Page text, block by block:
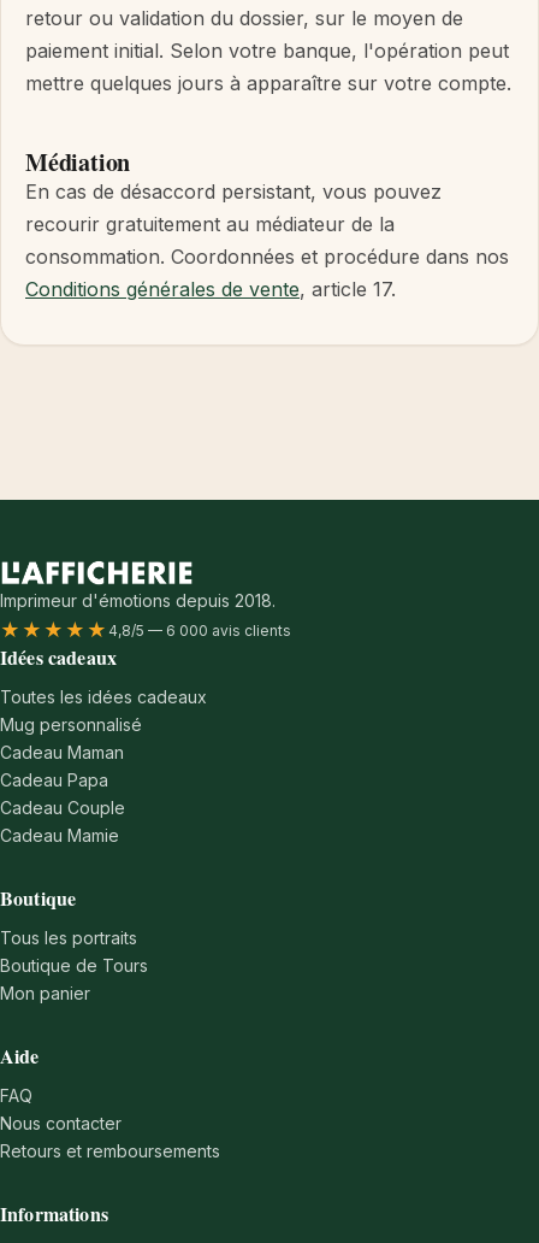
retour ou validation du dossier, sur le moyen de
paiement initial. Selon votre banque, l'opération peut
mettre quelques jours à apparaître sur votre compte.
Médiation
En cas de désaccord persistant, vous pouvez
recourir gratuitement au médiateur de la
consommation. Coordonnées et procédure dans nos
Conditions générales de vente, article 17.
Imprimeur d'émotions depuis 2018.
★★★★★ 4,8/5 — 6 000 avis clients
Idées cadeaux
Toutes les idées cadeaux
Mug personnalisé
Cadeau Maman
Cadeau Papa
Cadeau Couple
Cadeau Mamie
Boutique
Tous les portraits
Boutique de Tours
Mon panier
Aide
FAQ
Nous contacter
Retours et remboursements
Informations